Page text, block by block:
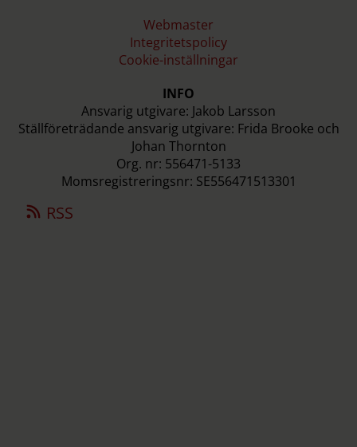
Webmaster
Integritetspolicy
Cookie-inställningar
INFO
Ansvarig utgivare: Jakob Larsson
Ställföreträdande ansvarig utgivare: Frida Brooke och
Johan Thornton
Org. nr: 556471-5133
Momsregistreringsnr: SE556471513301
RSS